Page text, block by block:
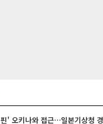
' 오키나와 접근…일본기상청